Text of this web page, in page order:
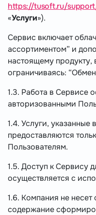
https://tusoft.ru/
«Услуги»).
Сервис включает
ассортиментом” и
настоящему продукту,
ограничиваясь: “Обмен
1.3. Работа в Сервисе
авторизованными
1.4. Услуги, указанные
предоставляются
Пользователям.
1.5. Доступ к Сервису
осуществляется с
1.6. Компания не несет
содержание